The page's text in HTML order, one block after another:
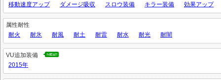
移動速度アップ
ダメージ吸収 スロウ装備 キラー装備 効果アップ
属性耐性
耐火
耐氷 耐風 耐土 耐雷 耐水 耐光 耐闇
VU追加装備
2015年